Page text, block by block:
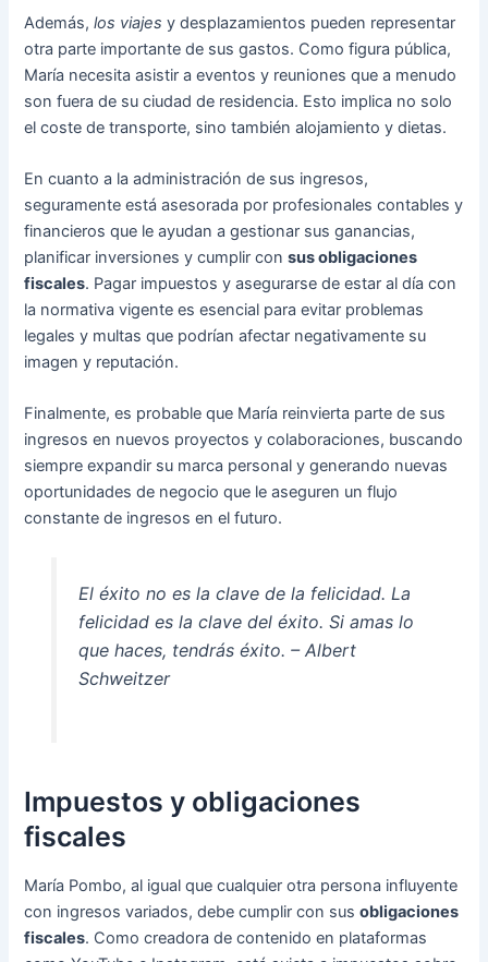
Además,los viajes y desplazamientos pueden representar
otra parte importante de sus gastos. Como figura pública,
María necesita asistir a eventos y reuniones que a menudo
son fuera de su ciudad de residencia. Esto implica no solo
el coste de transporte, sino también alojamiento y dietas.
En cuanto a la administración de sus ingresos,
seguramente está asesorada por profesionales contables y
financieros que le ayudan a gestionar sus ganancias,
planificar inversiones y cumplir consus obligaciones
fiscales. Pagar impuestos y asegurarse de estar al día con
la normativa vigente es esencial para evitar problemas
legales y multas que podrían afectar negativamente su
imagen y reputación.
Finalmente, es probable que María reinvierta parte de sus
ingresos en nuevos proyectos y colaboraciones, buscando
siempre expandir su marca personal y generando nuevas
oportunidades de negocio que le aseguren un flujo
constante de ingresos en el futuro.
El éxito no es la clave de la felicidad. La
felicidad es la clave del éxito. Si amas lo
que haces, tendrás éxito. – Albert
Schweitzer
Impuestos y obligaciones
fiscales
María Pombo, al igual que cualquier otra persona influyente
con ingresos variados, debe cumplir con susobligaciones
fiscales. Como creadora de contenido en plataformas